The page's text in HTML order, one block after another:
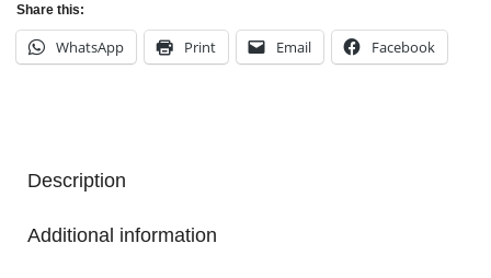
Share this:
WhatsApp Print Email Facebook
Description
Additional information